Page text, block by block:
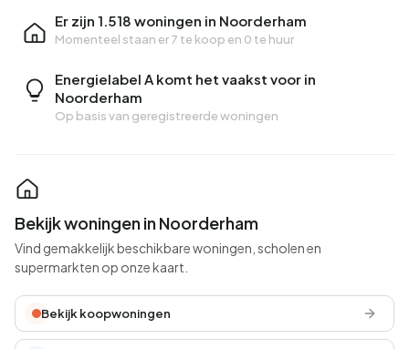
Er zijn 1.518 woningen in Noorderham
Momenteel staan er7 te koop en 0 te huur
Energielabel A komt het vaakst voor in
Noorderham
Op basis van geregistreerde woningen
Bekijk woningen in Noorderham
Vind gemakkelijk beschikbare woningen, scholen en
supermarkten op onze kaart.
Bekijk koopwoningen